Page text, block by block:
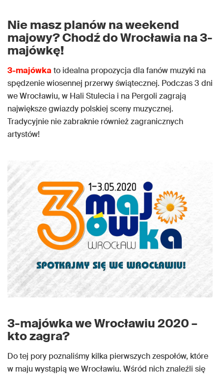
Nie masz planów na weekend
majowy? Chodź do Wrocławia na 3-
majówkę!
3-majówka to idealna propozycja dla fanów muzyki na
spędzenie wiosennej przerwy świątecznej. Podczas 3 dni
we Wrocławiu, w Hali Stulecia i na Pergoli zagrają
największe gwiazdy polskiej sceny muzycznej.
Tradycyjnie nie zabraknie również zagranicznych
artystów!
3-majówka we Wrocławiu 2020 –
kto zagra?
Do tej pory poznaliśmy kilka pierwszych zespołów, które
w maju wystąpią we Wrocławiu. Wśród nich znaleźli się